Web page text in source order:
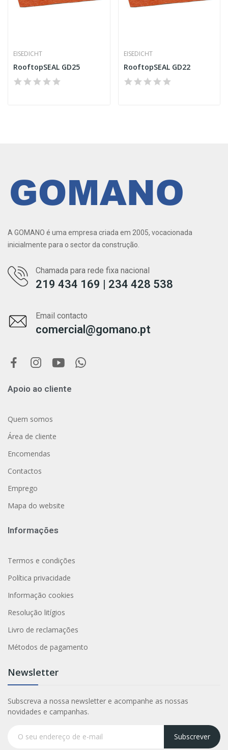
EISEDICHT
RooftopSEAL GD25
EISEDICHT
RooftopSEAL GD22
A GOMANO é uma empresa criada em 2005, vocacionada
inicialmente para o sector da construção.
Chamada para rede fixa nacional
219 434 169 | 234 428 538
Email contacto
comercial@gomano.pt
Apoio ao cliente
Quem somos
Área de cliente
Encomendas
Contactos
Emprego
Mapa do website
Informações
Termos e condições
Política privacidade
Informação cookies
Resolução litígios
Livro de reclamações
Métodos de pagamento
Newsletter
Subscreva a nossa newsletter e acompanhe as nossas
novidades e campanhas.
Subscrever